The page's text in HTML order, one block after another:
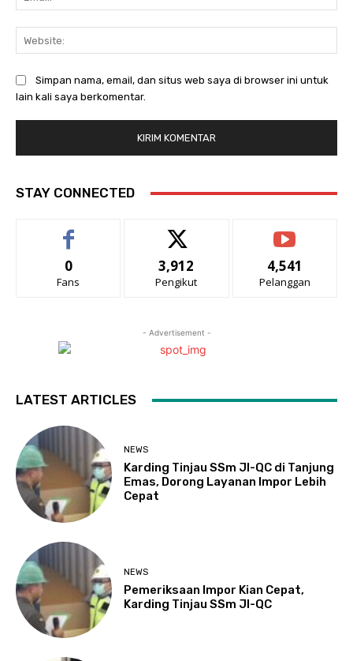
Simpan nama, email, dan situs web saya di browser ini untuk
lain kali saya berkomentar.
STAY CONNECTED
0
Fans
3,912
Pengikut
4,541
Pelanggan
- Advertisement -
LATEST ARTICLES
NEWS
Karding Tinjau SSm JI-QC di Tanjung
Emas, Dorong Layanan Impor Lebih
Cepat
NEWS
Pemeriksaan Impor Kian Cepat,
Karding Tinjau SSm JI-QC